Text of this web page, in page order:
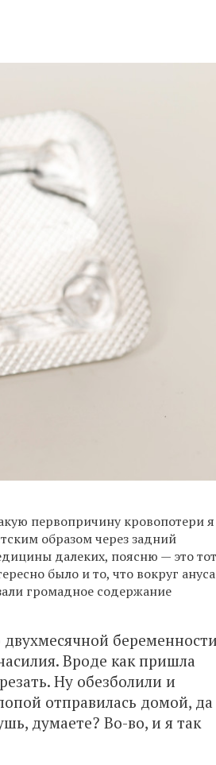
первопричину кровопотери я
образом через задний
далеких, поясню — это тот
было и то, что вокруг ануса
громадное содержание
Вроде как пришла
Ну обезболили и
отправилась домой, да
думаете? Во-во, и я так